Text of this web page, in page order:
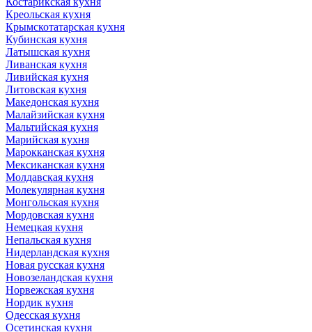
Креольская кухня
Крымскотатарская кухня
Кубинская кухня
Латышская кухня
Ливанская кухня
Ливийская кухня
Литовская кухня
Македонская кухня
Малайзийская кухня
Мальтийская кухня
Марийская кухня
Марокканская кухня
Мексиканская кухня
Молдавская кухня
Молекулярная кухня
Монгольская кухня
Мордовская кухня
Немецкая кухня
Непальская кухня
Нидерландская кухня
Новая русская кухня
Новозеландская кухня
Норвежская кухня
Нордик кухня
Одесская кухня
Осетинская кухня